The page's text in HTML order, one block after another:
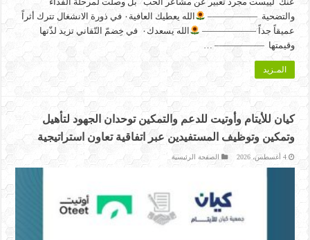
والتضحية —————–
الله يعطيك العافية٠ في ذورة الانشغال تترك أثراً
عميقاً جداً ——————
الله يسعدك٠ في خِضمّ التّفاني تزيد لذّتها
وقيمتها —————– …
المـزيد
كيان للأيتام وأوتيت للدعم والتمكين توحدان الجهود لتأهيل
وتمكين وتوظيف المستفيدين عبر اتفاقية تعاون استراتيجية
4 أغسطس، 2026 الصفحة الرئيسية